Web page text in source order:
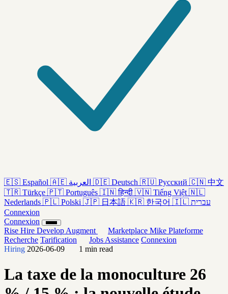
🇪🇸 Español 🇦🇪 العربية 🇩🇪 Deutsch 🇷🇺 Русский 🇨🇳 中文
🇹🇷 Türkçe 🇵🇹 Português 🇮🇳 हिन्दी 🇻🇳 Tiếng Việt 🇳🇱
Nederlands 🇵🇱 Polski 🇯🇵 日本語 🇰🇷 한국어 🇮🇱 עברית
Connexion
Connexion
Rise Hire Develop Augment Marketplace Mike Plateforme
Recherche Tarification Jobs Assistance Connexion
Hiring 2026-06-09 1 min read
La taxe de la monoculture 26